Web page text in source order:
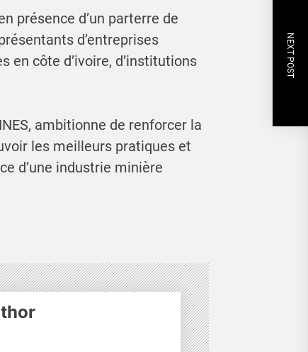
présence d’un parterre de
d’entreprises
en côte d’ivoire, d’institutions
ambitionne de renforcer la
les meilleurs pratiques et
d’une industrie minière
NEXT POST